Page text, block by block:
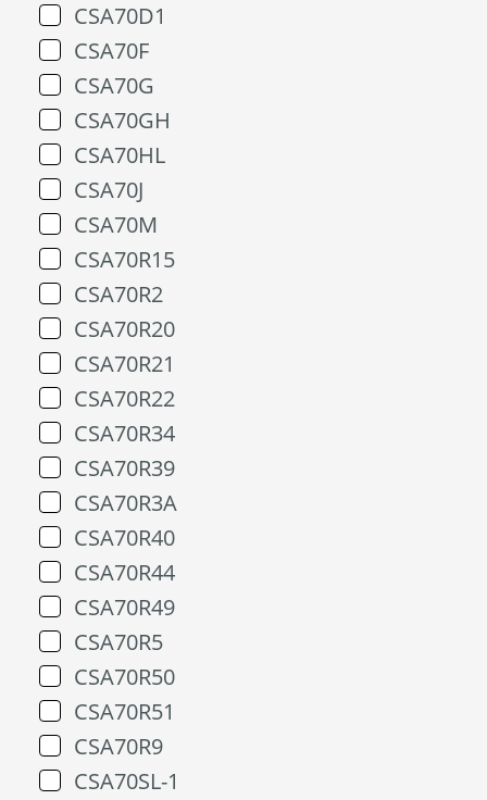
CSA70D1
CSA70F
CSA70G
CSA70GH
CSA70HL
CSA70J
CSA70M
CSA70R15
CSA70R2
CSA70R20
CSA70R21
CSA70R22
CSA70R34
CSA70R39
CSA70R3A
CSA70R40
CSA70R44
CSA70R49
CSA70R5
CSA70R50
CSA70R51
CSA70R9
CSA70SL-1